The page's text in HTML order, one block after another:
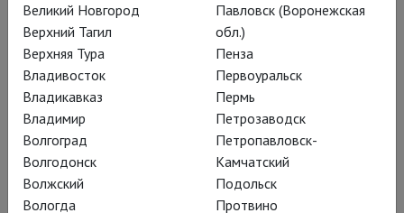
Биография
Немецкий бас. Родился в г. Майен, окончил Кёльнскую
высшую школу музыки. В 1989 году, ещё во время учёбы,
стал солистом оперной труппы театра Аалто в Эссене и
работал в этом театре до 1995 года. В качестве
приглашённого солиста выступал в Венской опере, в
Королевской опере Ковент-Гарден, театре Ла Скала, Опере
Бастилии, Баварской опере и других престижных
европейских театрах. В 1998 году дебютировал в
Великий Новгород
Верхний Тагил
Верхняя Тура
Владивосток
Владикавказ
Владимир
Волгоград
Волгодонск
Волжский
Вологда
Павловск (Воронежская
обл.)
Пенза
Первоуральск
Пермь
Петрозаводск
Петропавловск-
Камчатский
Подольск
Протвино